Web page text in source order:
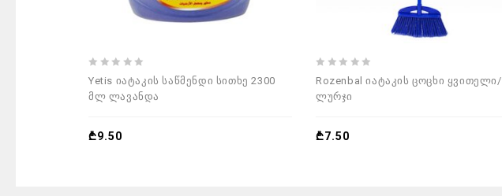
of
Yetis იატაკის საწმენდი სითხე 2300
მლ ლავანდა
₾9.50
of
Rozenbal იატაკის ცოცხი ყვითელი/
ლურჯი
₾7.50